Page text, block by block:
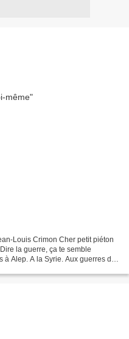
Louis Crimon Cher petit piéton
la guerre, ça te semble
à Alep. A la Syrie. Aux guerres de